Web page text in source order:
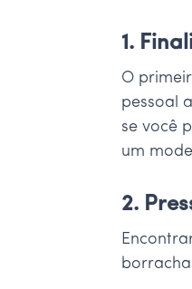
1.
O
pessoal
se você
um
2.